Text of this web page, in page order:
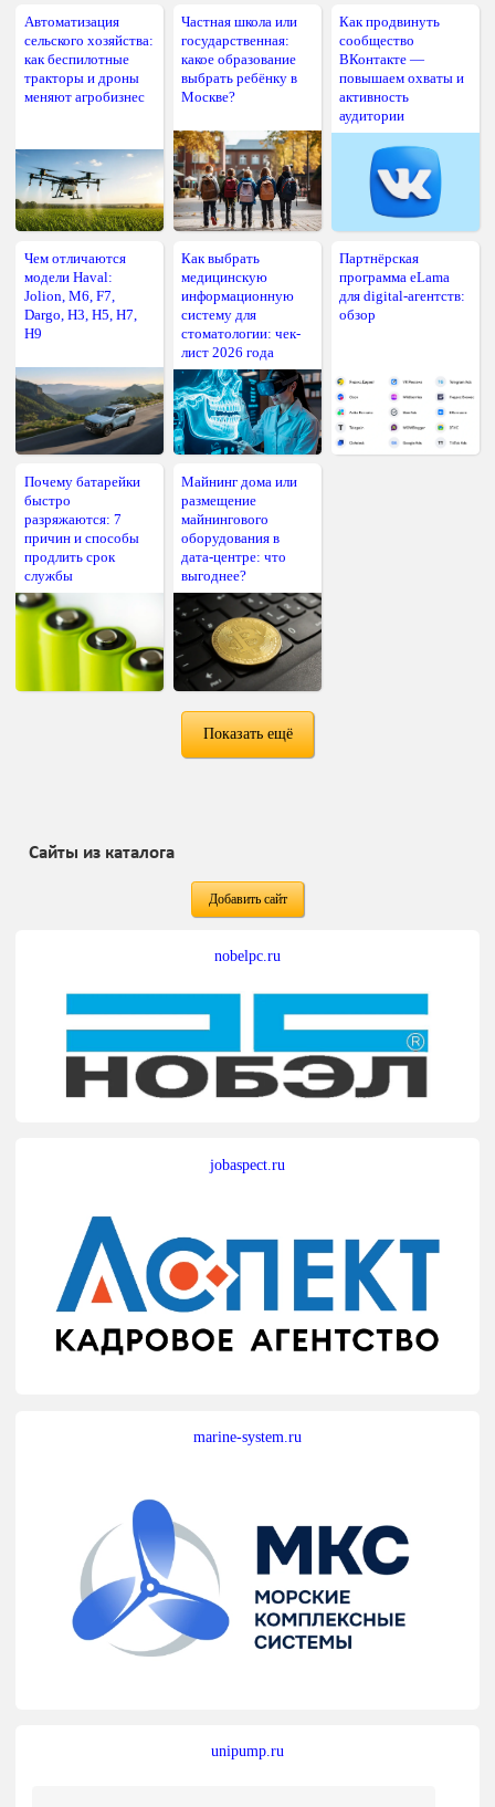
Автоматизация
сельского хозяйства:
как беспилотные
тракторы и дроны
меняют агробизнес
Частная школа или
государственная:
какое образование
выбрать ребёнку в
Москве?
Как продвинуть
сообщество
ВКонтакте —
повышаем охваты и
активность
аудитории
Чем отличаются
модели Haval:
Jolion, M6, F7,
Dargo, H3, H5, H7,
H9
Как выбрать
медицинскую
информационную
систему для
стоматологии: чек-
лист 2026 года
Партнёрская
программа eLama
для digital-агентств:
обзор
Почему батарейки
быстро
разряжаются: 7
причин и способы
продлить срок
службы
Майнинг дома или
размещение
майнингового
оборудования в
дата-центре: что
выгоднее?
Показать ещё
Сайты из каталога
Добавить сайт
nobelpc.ru
jobaspect.ru
marine-system.ru
unipump.ru